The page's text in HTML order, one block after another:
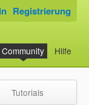
Community Hilfe
Registrierung
Tutorials